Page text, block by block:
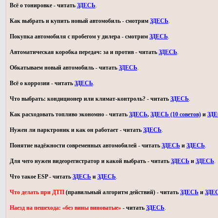
Всё о тонировке - читать ЗДЕСЬ.
Как выбрать и купить новый автомобиль - смотрим ЗДЕСЬ.
Покупка автомобиля с пробегом у дилера - смотрим ЗДЕСЬ.
Автоматическая коробка передач: за и против - читать ЗДЕСЬ.
Обкатываем новый автомобиль - читать ЗДЕСЬ.
Всё о коррозии - читать ЗДЕСЬ.
Что выбрать: кондиционер или климат-контроль? - читать ЗДЕСЬ.
Как расходовать топливо экономно - читать ЗДЕСЬ, ЗДЕСЬ (10 советов) и
Нужен ли парктроник и как он работает - читать ЗДЕСЬ.
Понятие надёжности современных автомобилей - читать ЗДЕСЬ и ЗДЕСЬ.
Для чего нужен видеорегистратор и какой выбрать - читать ЗДЕСЬ и ЗДЕСЬ.
Что такое ESP - читать ЗДЕСЬ и ЗДЕСЬ.
Что делать при ДТП (правильный алгоритм действий) - читать ЗДЕСЬ и
Наезд на пешехода: «без вины виноватые» - читать ЗДЕСЬ.